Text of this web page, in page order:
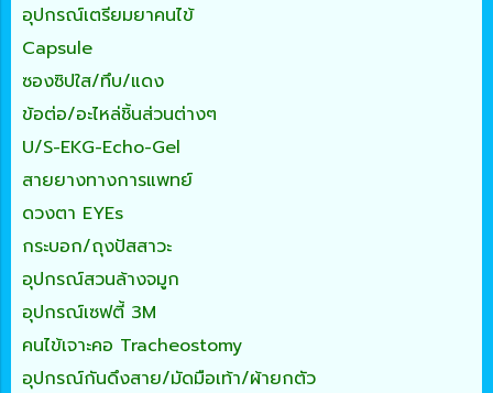
อุปกรณ์เตรียมยาคนไข้
Capsule
ซองซิปใส/ทึบ/แดง
ข้อต่อ/อะไหล่ชิ้นส่วนต่างๆ
U/S-EKG-Echo-Gel
สายยางทางการแพทย์
ดวงตา EYEs
กระบอก/ถุงปัสสาวะ
อุปกรณ์สวนล้างจมูก
อุปกรณ์เซฟตี้ 3M
คนไข้เจาะคอ Tracheostomy
อุปกรณ์กันดึงสาย/มัดมือเท้า/ผ้ายกตัว